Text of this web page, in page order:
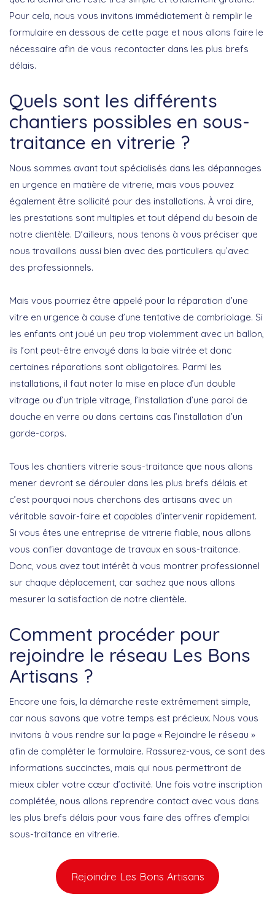
Pour cela, nous vous invitons immédiatement à remplir le
formulaire en dessous de cette page et nous allons faire le
nécessaire afin de vous recontacter dans les plus brefs
délais.
Quels sont les différents
chantiers possibles en sous-
traitance en vitrerie ?
Nous sommes avant tout spécialisés dans les dépannages
en urgence en matière de vitrerie, mais vous pouvez
également être sollicité pour des installations. À vrai dire,
les prestations sont multiples et tout dépend du besoin de
notre clientèle. D’ailleurs, nous tenons à vous préciser que
nous travaillons aussi bien avec des particuliers qu’avec
des professionnels.
Mais vous pourriez être appelé pour la réparation d’une
vitre en urgence à cause d’une tentative de cambriolage. Si
les enfants ont joué un peu trop violemment avec un ballon,
ils l’ont peut-être envoyé dans la baie vitrée et donc
certaines réparations sont obligatoires. Parmi les
installations, il faut noter la mise en place d’un double
vitrage ou d’un triple vitrage, l’installation d’une paroi de
douche en verre ou dans certains cas l’installation d’un
garde-corps.
Tous les chantiers vitrerie sous-traitance que nous allons
mener devront se dérouler dans les plus brefs délais et
c’est pourquoi nous cherchons des artisans avec un
véritable savoir-faire et capables d’intervenir rapidement.
Si vous êtes une entreprise de vitrerie fiable, nous allons
vous confier davantage de travaux en sous-traitance.
Donc, vous avez tout intérêt à vous montrer professionnel
sur chaque déplacement, car sachez que nous allons
mesurer la satisfaction de notre clientèle.
Comment procéder pour
rejoindre le réseau Les Bons
Artisans ?
Encore une fois, la démarche reste extrêmement simple,
car nous savons que votre temps est précieux. Nous vous
invitons à vous rendre sur la page « Rejoindre le réseau »
afin de compléter le formulaire. Rassurez-vous, ce sont des
informations succinctes, mais qui nous permettront de
mieux cibler votre cœur d’activité. Une fois votre inscription
complétée, nous allons reprendre contact avec vous dans
les plus brefs délais pour vous faire des offres d’emploi
sous-traitance en vitrerie.
Rejoindre Les Bons Artisans